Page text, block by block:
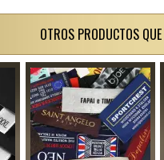
OTROS PRODUCTOS